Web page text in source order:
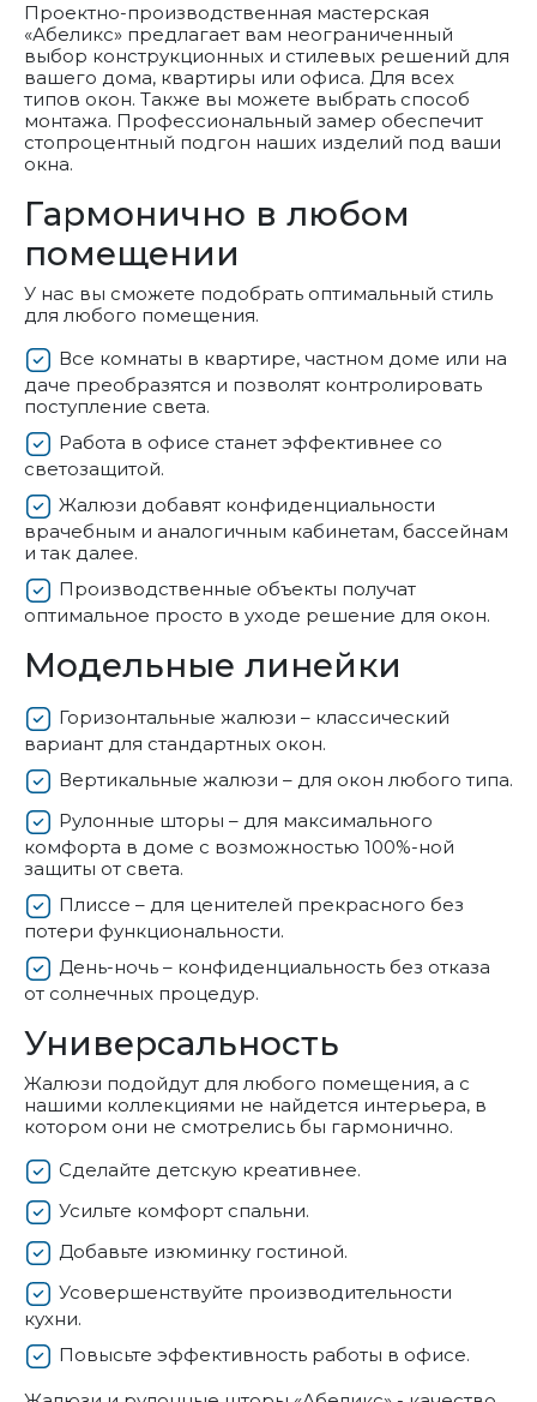
Проектно-производственная мастерская
«Абеликс» предлагает вам неограниченный
выбор конструкционных и стилевых решений для
вашего дома, квартиры или офиса. Для всех
типов окон. Также вы можете выбрать способ
монтажа. Профессиональный замер обеспечит
стопроцентный подгон наших изделий под ваши
окна.
Гармонично в любом
помещении
У нас вы сможете подобрать оптимальный стиль
для любого помещения.
Все комнаты в квартире, частном доме или на
даче преобразятся и позволят контролировать
поступление света.
Работа в офисе станет эффективнее со
светозащитой.
Жалюзи добавят конфиденциальности
врачебным и аналогичным кабинетам, бассейнам
и так далее.
Производственные объекты получат
оптимальное просто в уходе решение для окон.
Модельные линейки
Горизонтальные жалюзи – классический
вариант для стандартных окон.
Вертикальные жалюзи – для окон любого типа.
Рулонные шторы – для максимального
комфорта в доме с возможностью 100%-ной
защиты от света.
Плиссе – для ценителей прекрасного без
потери функциональности.
День-ночь – конфиденциальность без отказа
от солнечных процедур.
Универсальность
Жалюзи подойдут для любого помещения, а с
нашими коллекциями не найдется интерьера, в
котором они не смотрелись бы гармонично.
Сделайте детскую креативнее.
Усильте комфорт спальни.
Добавьте изюминку гостиной.
Усовершенствуйте производительности
кухни.
Повысьте эффективность работы в офисе.